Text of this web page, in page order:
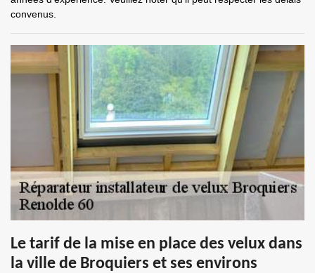
convenus.
Le tarif de la mise en place des velux dans
la ville de Broquiers et ses environs